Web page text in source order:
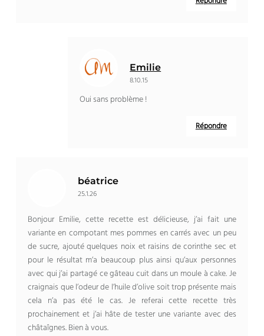
Emilie
8.10.15
Oui sans problème !
Répondre
béatrice
25.1.26
Bonjour Emilie, cette recette est délicieuse, j’ai fait une
variante en compotant mes pommes en carrés avec un peu
de sucre, ajouté quelques noix et raisins de corinthe sec et
pour le résultat m’a beaucoup plus ainsi qu’aux personnes
avec qui j’ai partagé ce gâteau cuit dans un moule à cake. Je
craignais que l’odeur de l’huile d’olive soit trop présente mais
cela n’a pas été le cas. Je referai cette recette très
prochainement et j’ai hâte de tester une variante avec des
châtaîgnes. Bien à vous.